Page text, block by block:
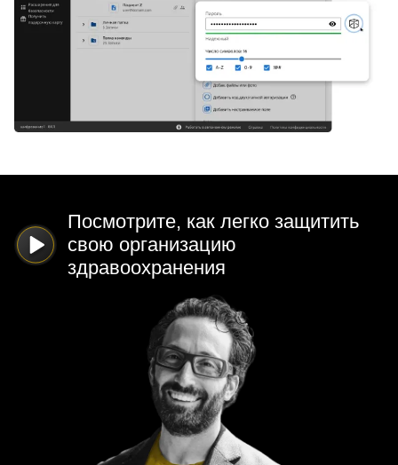
Посмотрите, как легко защитить
свою организацию
здравоохранения